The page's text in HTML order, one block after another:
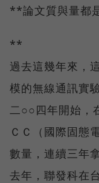
**論文質與量都
**
過去這幾年來，
模的無線通訊實
二○○四年開始，
ＣＣ（國際固態
數量，連續三年
去年，聯發科在